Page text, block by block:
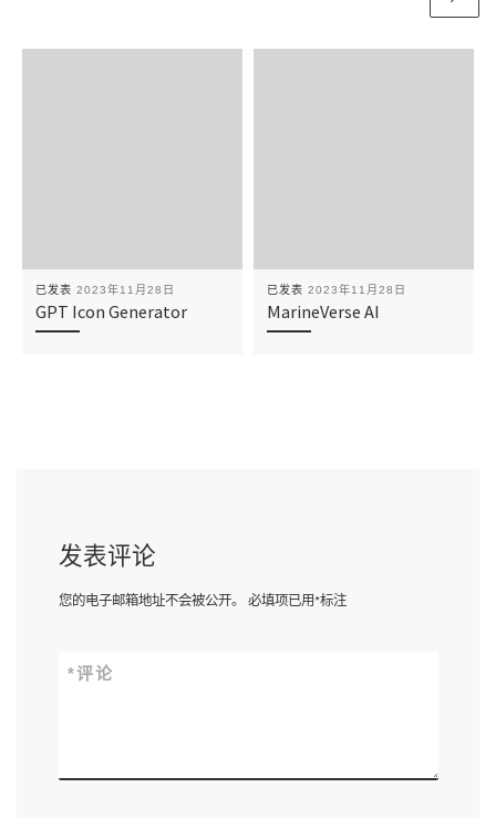
已发表 2023年11月28日
GPT Icon Generator
已发表 2023年11月28日
MarineVerse AI
发表评论
您的电子邮箱地址不会被公开。 必填项已用*标注
评论
*